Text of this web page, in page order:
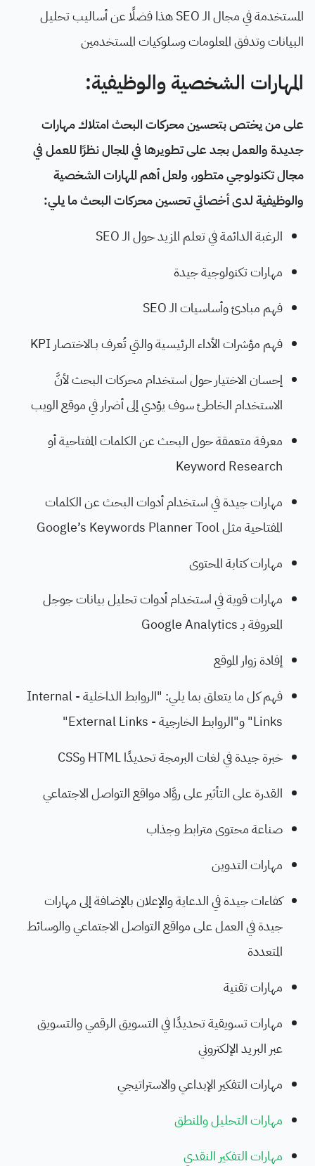
المستخدمة في مجال الـ SEO هذا فضلًا عن أساليب تحليل
البيانات وتدفق المعلومات وسلوكيات المستخدمين
المهارات الشخصية والوظيفية:
على من يختص بتحسين محركات البحث امتلاك مهارات
جديدة والعمل بجد على تطويرها في المجال نظرًا للعمل في
مجال تكنولوجي متطور، ولعل أهم المهارات الشخصية
والوظيفية لدى أخصائي تحسين محركات البحث ما يلي:
الرغبة الدائمة في تعلم المزيد حول الـ SEO
مهارات تكنولوجية جيدة
فهم مبادئ وأساسيات الـ SEO
فهم مؤشرات الأداء الرئيسية والتي تُعرف بـالاختصار KPI
إحسان الاختيار حول استخدام محركات البحث لأنَّ
الاستخدام الخاطئ سوف يؤدي إلى أضرار في موقع الويب
معرفة متعمقة حول البحث عن الكلمات المفتاحية أو
Keyword Research
مهارات جيدة في استخدام أدوات البحث عن الكلمات
المفتاحية مثل Google’s Keywords Planner Tool
مهارات كتابة المحتوى
مهارات قوية في استخدام أدوات تحليل بيانات جوجل
المعروفة بـ Google Analytics
إفادة زوار الموقع
فهم كل ما يتعلق بما يلي: "الروابط الداخلية - Internal
Links" و"الروابط الخارجية - External Links"
خبرة جيدة في لغات البرمجة تحديدًا HTML وCSS
القدرة على التأثير على روَّاد مواقع التواصل الاجتماعي
صناعة محتوى مترابط وجذاب
مهارات التدوين
كفاءات جيدة في الدعاية والإعلان بالإضافة إلى مهارات
جيدة في العمل على مواقع التواصل الاجتماعي والوسائط
المتعددة
مهارات تقنية
مهارات تسويقية تحديدًا في التسويق الرقمي والتسويق
عبر البريد الإلكتروني
مهارات التفكير الإبداعي والاستراتيجي
مهارات التحليل والمنطق
مهارات التفكير النقدي